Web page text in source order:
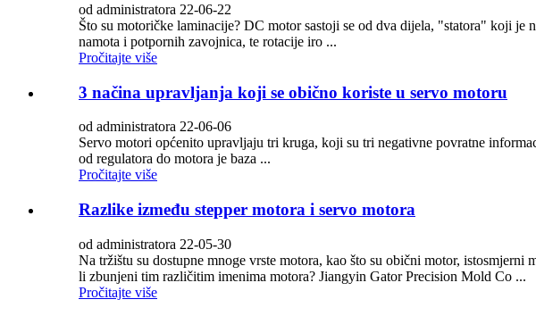
od administratora 22-06-22
Što su motoričke laminacije? DC motor sastoji se od dva dijela, "statora" koji
namota i potpornih zavojnica, te rotacije iro ...
Pročitajte više
3 načina upravljanja koji se obično koriste u servo motoru
od administratora 22-06-06
Servo motori općenito upravljaju tri kruga, koji su tri negativne povratne
od regulatora do motora je baza ...
Pročitajte više
Razlike između stepper motora i servo motora
od administratora 22-05-30
Na tržištu su dostupne mnoge vrste motora, kao što su obični motor,
li zbunjeni tim različitim imenima motora? Jiangyin Gator Precision Mold Co ...
Pročitajte više